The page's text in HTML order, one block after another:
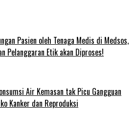
Pasien oleh Tenaga Medis di Medsos,
Pelanggaran Etik akan Diproses!
Air Kemasan tak Picu Gangguan
Kanker dan Reproduksi